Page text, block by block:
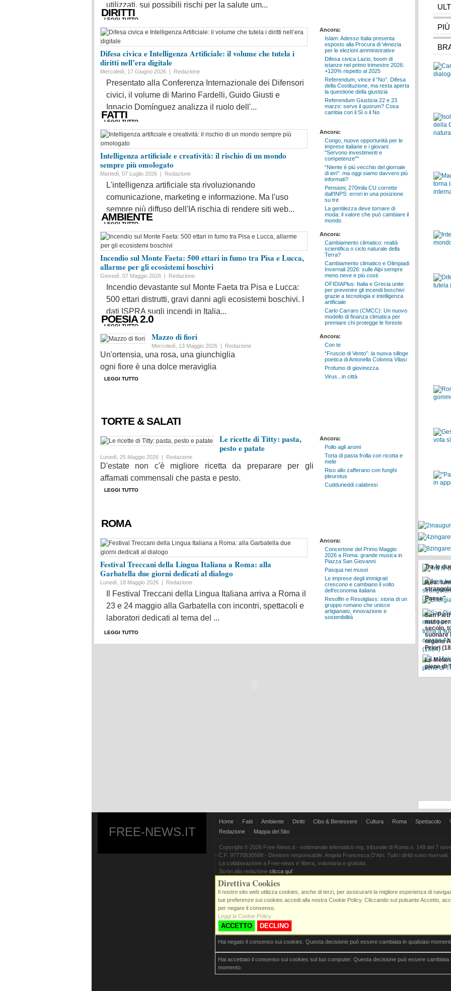
utilizzati, sui possibili rischi per la salute um...
LEGGI TUTTO
DIRITTI
Difesa civica e Intelligenza Artificiale: il volume che tutela i
diritti nell’era digitale
Mercoledì, 17 Giugno 2026 | Redazione
Presentato alla Conferenza Internazionale dei Difensori
civici, il volume di Marino Fardelli, Guido Giusti e
Ignacio Domínguez analizza il ruolo dell'...
LEGGI TUTTO
Ancora:
Islam: Adesso Italia presenta
esposto alla Procura di Venezia
per le elezioni amministrative
Difesa civica Lazio, boom di
istanze nel primo trimestre 2026:
+120% rispetto al 2025
Referendum, vince il “No”. Difesa
della Costituzione, ma resta aperta
la questione della giustizia
Referendum Giustizia 22 e 23
marzo: serve il quorum? Cosa
cambia con il Sì o il No
FATTI
Intelligenza artificiale e creatività: il rischio di un mondo
sempre più omologato
Martedì, 07 Luglio 2026 | Redazione
L'intelligenza artificiale sta rivoluzionando
comunicazione, marketing e informazione. Ma l'uso
sempre più diffuso dell'IA rischia di rendere siti web...
LEGGI TUTTO
Ancora:
Congo, nuove opportunità per le
imprese italiane e i giovani:
"Servono investimenti e
competenze""
“Niente è più vecchio del giornale
di ieri”: ma oggi siamo davvero più
informati?
Pensioni, 270mila CU corrette
dall’INPS: errori in una posizione
su tre
La gentilezza deve tornare di
moda: il valore che può cambiare il
mondo
AMBIENTE
Incendio sul Monte Faeta: 500 ettari in fumo tra Pisa e Lucca,
allarme per gli ecosistemi boschivi
Giovedì, 07 Maggio 2026 | Redazione
Incendio devastante sul Monte Faeta tra Pisa e Lucca:
500 ettari distrutti, gravi danni agli ecosistemi boschivi. I
dati ISPRA sugli incendi in Italia...
LEGGI TUTTO
Ancora:
Cambiamento climatico: realtà
scientifica o ciclo naturale della
Terra?
Cambiamento climatico e Olimpiadi
Invernali 2026: sulle Alpi sempre
meno neve e più costi
OFIDIAPlus: Italia e Grecia unite
per prevenire gli incendi boschivi
grazie a tecnologia e intelligenza
artificiale
Carlo Carraro (CMCC): Un nuovo
modello di finanza climatica per
premiare chi protegge le foreste
POESIA 2.0
Mazzo di fiori
Mercoledì, 13 Maggio 2026 | Redazione
Un'ortensia, una rosa, una giunchiglia
ogni fiore è una dolce meraviglia
LEGGI TUTTO
Ancora:
Con te
“Fruscio di Vento”: la nuova silloge
poetica di Antonella Colonna Vilasi
Profumo di giovinezza
Virus...in città
TORTE & SALATI
Le ricette di Titty: pasta,
pesto e patate
Lunedì, 25 Maggio 2026 | Redazione
D'estate non c'è migliore ricetta da preparare per gli
affamati commensali che pasta e pesto.
LEGGI TUTTO
Ancora:
Pollo agli aromi
Torta di pasta frolla con ricotta e
mele
Riso allo zafferano con funghi
pleurotus
Cuddurieddi calabresi
ROMA
Festival Treccani della Lingua Italiana a Roma: alla
Garbatella due giorni dedicati al dialogo
Lunedì, 18 Maggio 2026 | Redazione
Il Festival Treccani della Lingua Italiana arriva a Roma il
23 e 24 maggio alla Garbatella con incontri, spettacoli e
laboratori dedicati al tema del ...
LEGGI TUTTO
Ancora:
Concertone del Primo Maggio
2026 a Roma: grande musica in
Piazza San Giovanni
Pasqua nei musei
Le imprese degli immigrati
crescono e cambiano il volto
dell’economia italiana
Resolfin e Resolglass: storia di un
gruppo romano che unisce
artigianato, innovazione e
sostenibilità
Tra le
Ikea:
Energia,
mobilità
chiave
Paese"
San
muto
secolo,
suonare
organo
Priori
Le
piene di
FREE-NEWS.IT
Home Fatti Ambiente Diritti Cibo & Benessere Cultura Roma Spettacolo
Redazione
Mappa del Sito
Copyright © 2026 Free-News.it - settimanale telematico reg. tribunale di Roma n. 148 del 7
- C.F. 97770530588 - Direttore responsabile: Angela Francesca D'Atri. Tutti i diritti sono riservati.
La collaborazione a Free-news e' libera, volontaria e gratuita.
Scrivi alla redazione clicca qui'
Direttiva Cookies
Il nostro sito web utilizza cookies, anche di terzi, per assicurarti la migliore esperienza di
tue preferenze sui cookies accedi alla nostra Cookie Policy. Cliccando sul pulsante Accetto,
per negare il consenso.
Leggi la Cookie Policy
ACCETTO DECLINO
Hai negato il consenso sui cookies. Questa decisione può essere cambiata in qualsiasi
Hai accettato il consenso sui cookies sul tuo computer. Questa decisione può essere cambiata
momento.